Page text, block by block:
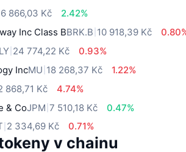
6 866,03 Kč
2.42%
Inc Class BBRK.B 10 918,39 Kč
24 774,22 Kč
0.93%
IncMU 18 268,37 Kč
1.22%
868,71 Kč
4.74%
& CoJPM 7 510,18 Kč
0.47%
2 334,69 Kč 0.71%
v chainu